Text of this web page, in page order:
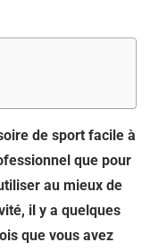
de sport facile à
que pour
au mieux de
il y a quelques
que vous avez